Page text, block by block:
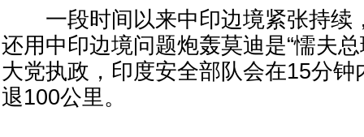
一段时间以来中印边境紧张持续
还用中印边境问题炮轰莫迪是“懦夫
大党执政，印度安全部队会在15分钟
退100公里。